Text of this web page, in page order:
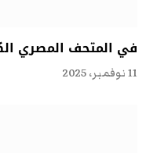
في المتحف المصري
11 نوفمبر، 2025